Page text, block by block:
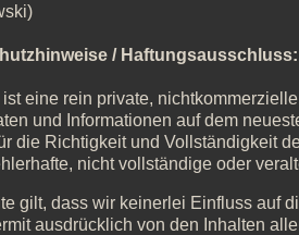
/ Haftungsausschluss:
ist eine rein private,
und Informationen auf dem
die Richtigkeit und Vollständigkeit
nicht vollständige oder
gilt, dass wir keinerlei Einfluss auf
ausdrücklich von den Inhalten